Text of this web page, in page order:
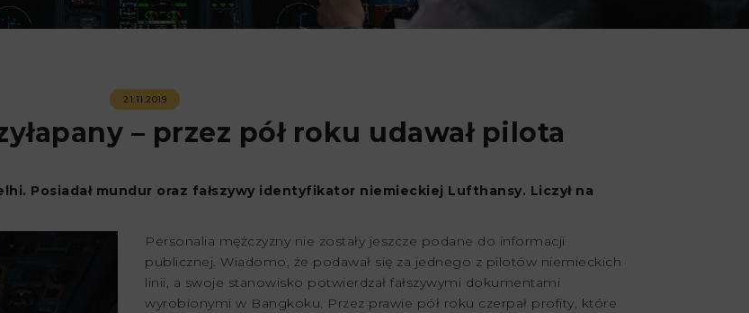
21.11.2019
– przez pół roku udawał pilota
Posiadał mundur oraz fałszywy identyfikator niemieckiej Lufthansy. Liczył na
Personalia mężczyzny nie zostały jeszcze podane do informacji
publicznej. Wiadomo, że podawał się za jednego z pilotów niemieckich
linii, a swoje stanowisko potwierdzał fałszywymi dokumentami
wyrobionymi w Bangkoku. Przez prawie pół roku czerpał profity, które